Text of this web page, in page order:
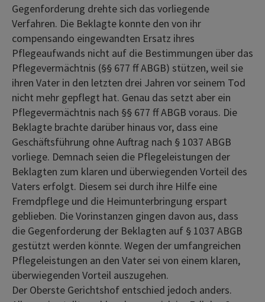
Gegenforderung drehte sich das vorliegende
Verfahren. Die Beklagte konnte den von ihr
compensando eingewandten Ersatz ihres
Pflegeaufwands nicht auf die Bestimmungen über das
Pflegevermächtnis (§§ 677 ff ABGB) stützen, weil sie
ihren Vater in den letzten drei Jahren vor seinem Tod
nicht mehr gepflegt hat. Genau das setzt aber ein
Pflegevermächtnis nach §§ 677 ff ABGB voraus. Die
Beklagte brachte darüber hinaus vor, dass eine
Geschäftsführung ohne Auftrag nach § 1037 ABGB
vorliege. Demnach seien die Pflegeleistungen der
Beklagten zum klaren und überwiegenden Vorteil des
Vaters erfolgt. Diesem sei durch ihre Hilfe eine
Fremdpflege und die Heimunterbringung erspart
geblieben. Die Vorinstanzen gingen davon aus, dass
die Gegenforderung der Beklagten auf § 1037 ABGB
gestützt werden könnte. Wegen der umfangreichen
Pflegeleistungen an den Vater sei von einem klaren,
überwiegenden Vorteil auszugehen.
Der Oberste Gerichtshof entschied jedoch anders.